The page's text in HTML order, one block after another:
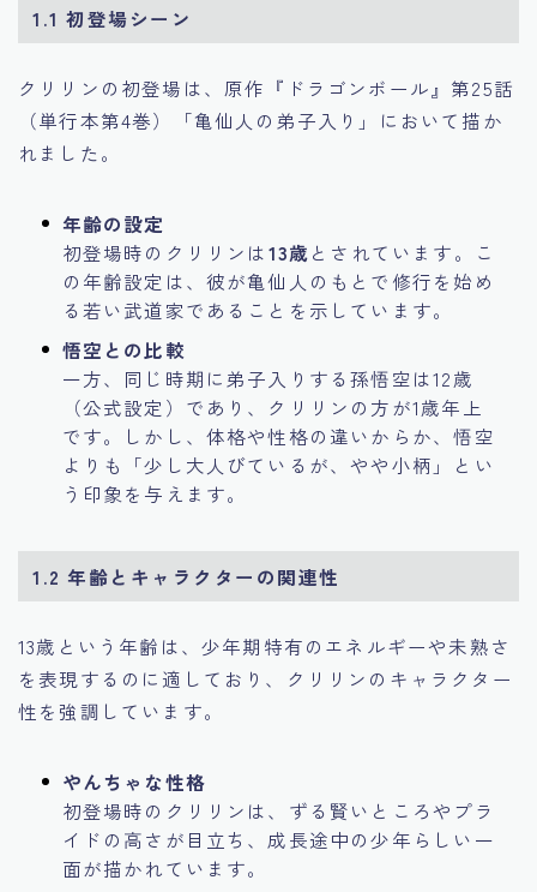
1.1 初登場シーン
クリリンの初登場は、原作『ドラゴンボール』第25話
（単行本第4巻）「亀仙人の弟子入り」において描か
れました。
年齢の設定
初登場時のクリリンは13歳とされています。こ
の年齢設定は、彼が亀仙人のもとで修行を始め
る若い武道家であることを示しています。
悟空との比較
一方、同じ時期に弟子入りする孫悟空は12歳
（公式設定）であり、クリリンの方が1歳年上
です。しかし、体格や性格の違いからか、悟空
よりも「少し大人びているが、やや小柄」とい
う印象を与えます。
1.2 年齢とキャラクターの関連性
13歳という年齢は、少年期特有のエネルギーや未熟さ
を表現するのに適しており、クリリンのキャラクター
性を強調しています。
やんちゃな性格
初登場時のクリリンは、ずる賢いところやプラ
イドの高さが目立ち、成長途中の少年らしい一
面が描かれています。